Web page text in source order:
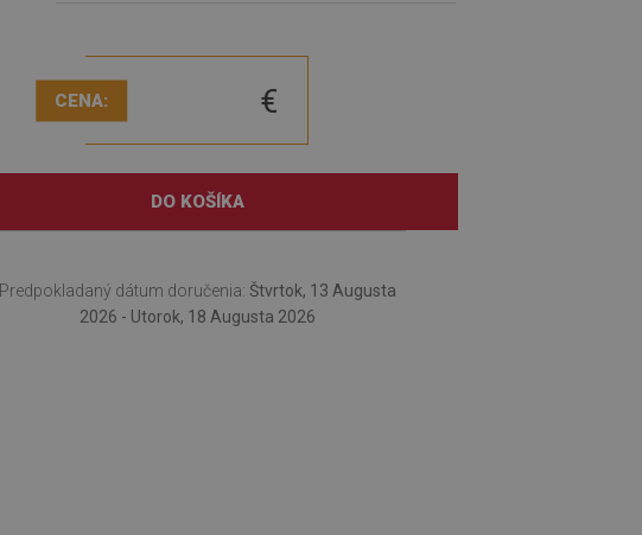
CENA: €
DO KOŠÍKA
Predpokladaný dátum doručenia: Štvrtok, 13 Augusta
2026 - Utorok, 18 Augusta 2026